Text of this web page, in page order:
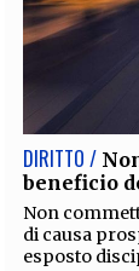
DIRITTO /
beneficio
Non
di causa
esposto